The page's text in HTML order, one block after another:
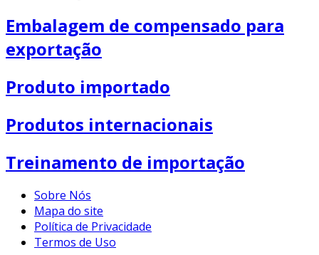
Embalagem de compensado para
exportação
Produto importado
Produtos internacionais
Treinamento de importação
Sobre Nós
Mapa do site
Política de Privacidade
Termos de Uso